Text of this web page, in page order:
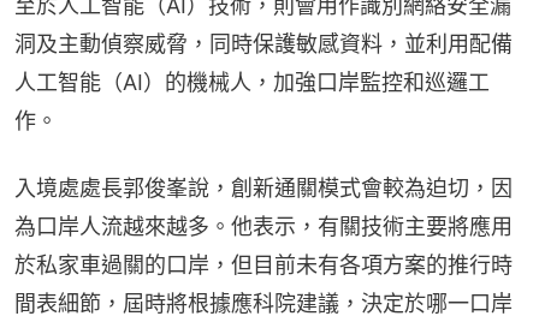
至於人工智能（AI）技術，則會用作識別網絡安全漏
洞及主動偵察威脅，同時保護敏感資料，並利用配備
人工智能（AI）的機械人，加強口岸監控和巡邏工
作。
入境處處長郭俊峯說，創新通關模式會較為迫切，因
為口岸人流越來越多。他表示，有關技術主要將應用
於私家車過關的口岸，但目前未有各項方案的推行時
間表細節，屆時將根據應科院建議，決定於哪一口岸